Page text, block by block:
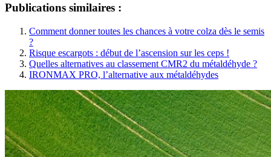
Publications similaires :
Comment donner toutes les chances à votre colza dès le semis
?
Risque escargots : début de l’ascension sur les ceps !
Quelles alternatives au classement CMR2 du métaldéhyde ?
IRONMAX PRO, l’alternative aux métaldéhydes